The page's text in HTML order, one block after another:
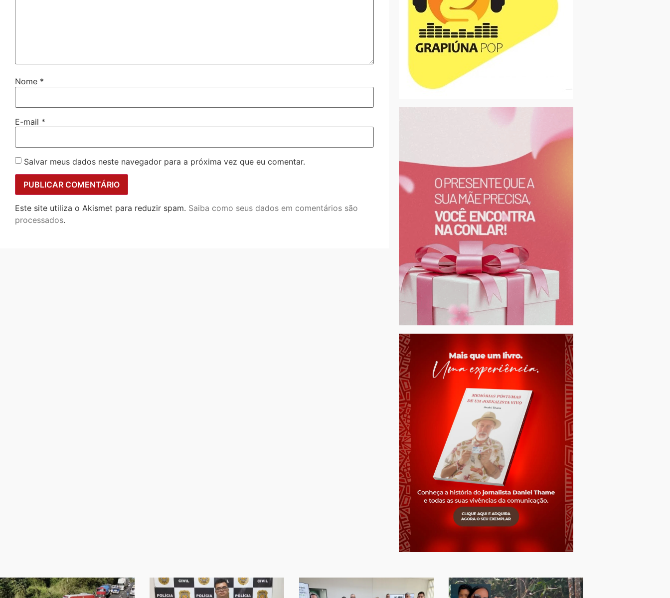
Nome *
E-mail *
Salvar meus dados neste navegador para a próxima vez que eu comentar.
Este site utiliza o Akismet para reduzir spam. Saiba como seus dados em comentários são
processados.